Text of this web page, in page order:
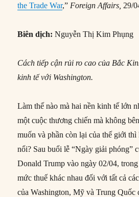
the Trade War,” Foreign Affairs, 29/
Biên dịch: Nguyễn Thị Kim Phụng
Cách tiếp cận rủi ro cao của Bắc
kinh tế với Washington.
Làm thế nào mà hai nền kinh tế lớn
một cuộc thương chiến mà không
muốn và phần còn lại của thế giới
nổi? Sau buổi lễ “Ngày giải phóng”
Donald Trump vào ngày 02/04,
mức thuế khác nhau đối với tất cả
của Washington, Mỹ và Trung Quốc